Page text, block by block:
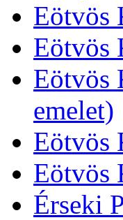
Eötvös
Eötvös
Eötvös
emelet)
Eötvös
Eötvös
Érseki